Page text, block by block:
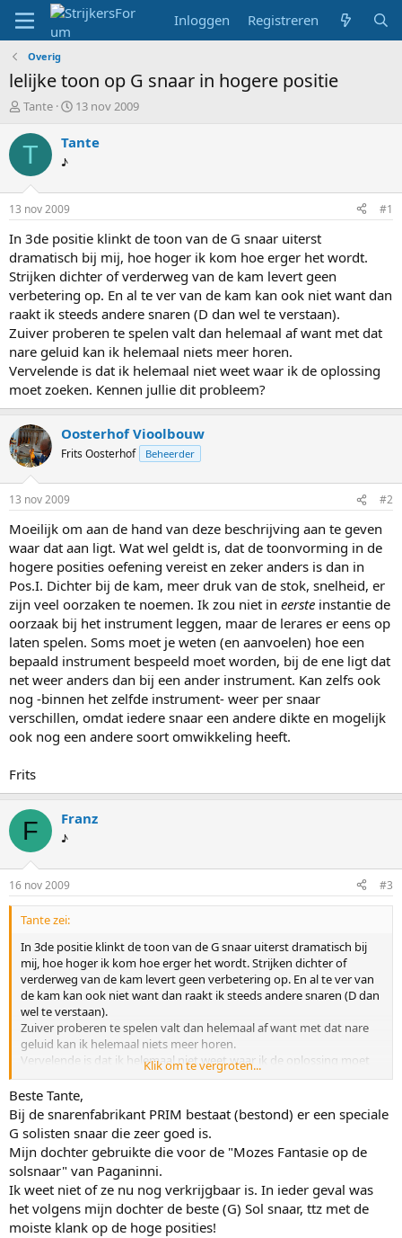
Inloggen Registreren
Overig
lelijke toon op G snaar in hogere positie
T
p
s
a
r
e
r
Tante
S
a
t
u
m
13 nov 2009
T Tante
♪
13 nov 2009 #1
In 3de positie klinkt de toon van de G snaar uiterst
dramatisch bij mij, hoe hoger ik kom hoe erger het wordt.
Strijken dichter of verderweg van de kam levert geen
verbetering op. En al te ver van de kam kan ook niet want dan
raakt ik steeds andere snaren (D dan wel te verstaan).
Zuiver proberen te spelen valt dan helemaal af want met dat
nare geluid kan ik helemaal niets meer horen.
Vervelende is dat ik helemaal niet weet waar ik de oplossing
moet zoeken. Kennen jullie dit probleem?
Oosterhof Vioolbouw
Frits Oosterhof Beheerder
13 nov 2009 #2
Moeilijk om aan de hand van deze beschrijving aan te geven
waar dat aan ligt. Wat wel geldt is, dat de toonvorming in de
hogere posities oefening vereist en zeker anders is dan in
Pos.I. Dichter bij de kam, meer druk van de stok, snelheid, er
zijn veel oorzaken te noemen. Ik zou niet in eerste instantie de
oorzaak bij het instrument leggen, maar de lerares er eens op
laten spelen. Soms moet je weten (en aanvoelen) hoe een
bepaald instrument bespeeld moet worden, bij de ene ligt dat
net weer anders dan bij een ander instrument. Kan zelfs ook
nog -binnen het zelfde instrument- weer per snaar
verschillen, omdat iedere snaar een andere dikte en mogelijk
ook nog een andere soort omwikkeling heeft.
Frits
F Franz
♪
16 nov 2009 #3
Tante zei:
In 3de positie klinkt de toon van de G snaar uiterst dramatisch bij
mij, hoe hoger ik kom hoe erger het wordt. Strijken dichter of
verderweg van de kam levert geen verbetering op. En al te ver van
de kam kan ook niet want dan raakt ik steeds andere snaren (D dan
wel te verstaan).
Zuiver proberen te spelen valt dan helemaal af want met dat nare
geluid kan ik helemaal niets meer horen.
Vervelende is dat ik helemaal niet weet waar ik de oplossing moet
Klik om te vergroten...
Beste Tante,
Bij de snarenfabrikant PRIM bestaat (bestond) er een speciale
G solisten snaar die zeer goed is.
Mijn dochter gebruikte die voor de "Mozes Fantasie op de
solsnaar" van Paganinni.
Ik weet niet of ze nu nog verkrijgbaar is. In ieder geval was
het volgens mijn dochter de beste (G) Sol snaar, ttz met de
moiste klank op de hoge posities!